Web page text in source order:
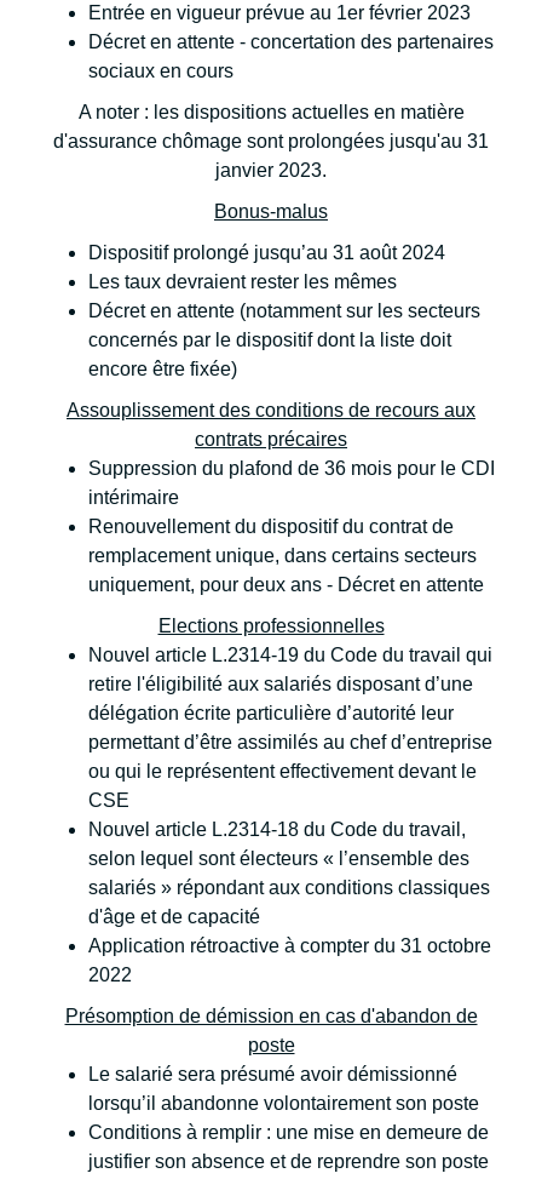
Entrée en vigueur prévue au 1er février 2023
Décret en attente - concertation des partenaires
sociaux en cours
A noter : les dispositions actuelles en matière
d'assurance chômage sont prolongées jusqu'au 31
janvier 2023.
Bonus-malus
Dispositif prolongé jusqu’au 31 août 2024
Les taux devraient rester les mêmes
Décret en attente (notamment sur les secteurs
concernés par le dispositif dont la liste doit
encore être fixée)
Assouplissement des conditions de recours aux
contrats précaires
Suppression du plafond de 36 mois pour le CDI
intérimaire
Renouvellement du dispositif du contrat de
remplacement unique, dans certains secteurs
uniquement, pour deux ans - Décret en attente
Elections professionnelles
Nouvel article L.2314-19 du Code du travail qui
retire l'éligibilité aux salariés disposant d’une
délégation écrite particulière d’autorité leur
permettant d’être assimilés au chef d’entreprise
ou qui le représentent effectivement devant le
CSE
Nouvel article L.2314-18 du Code du travail,
selon lequel sont électeurs « l’ensemble des
salariés » répondant aux conditions classiques
d'âge et de capacité
Application rétroactive à compter du 31 octobre
2022
Présomption de démission en cas d'abandon de
poste
Le salarié sera présumé avoir démissionné
lorsqu’il abandonne volontairement son poste
Conditions à remplir : une mise en demeure de
justifier son absence et de reprendre son poste